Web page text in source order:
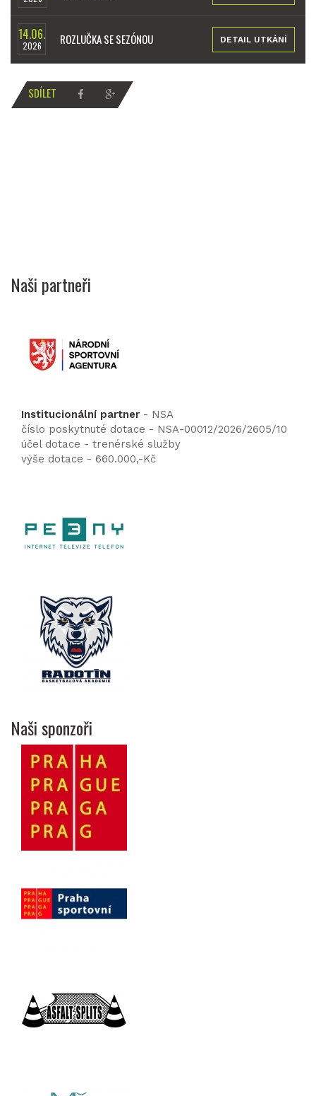
14.06.
2026 ROZLUČKA SE SEZÓNOU DETAIL UTKÁNÍ
SDÍLET
Naši partneři
Institucionální partner - NSA
číslo poskytnuté dotace - NSA-00012/2026/2605/10
účel dotace - trenérské služby
výše dotace - 660.000,-Kč
Naši sponzoři